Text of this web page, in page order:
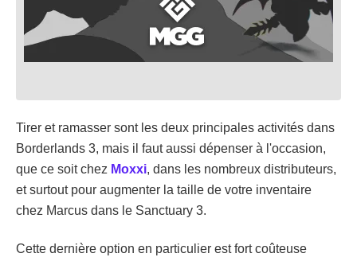
Tirer et ramasser sont les deux principales activités dans
Borderlands 3, mais il faut aussi dépenser à l'occasion,
que ce soit chez Moxxi, dans les nombreux distributeurs,
et surtout pour augmenter la taille de votre inventaire
chez Marcus dans le Sanctuary 3.
Cette dernière option en particulier est fort coûteuse